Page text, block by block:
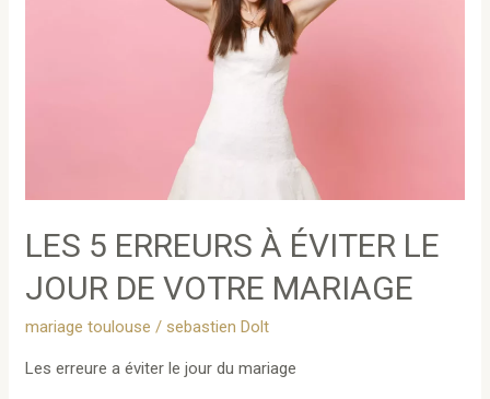
LES 5 ERREURS À ÉVITER LE
JOUR DE VOTRE MARIAGE
mariage toulouse / sebastien Dolt
Les erreure a éviter le jour du mariage